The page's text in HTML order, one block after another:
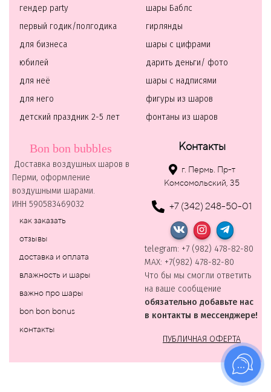
гендер party
первый годик/полгодика
для бизнеса
юбилей
для неё
для него
детский праздник 2-5 лет
шары Баблс
гирлянды
шары с цифрами
дарить деньги/ фото
шары с надписями
фигуры из шаров
фонтаны из шаров
Bon bon bubbles
Доставка воздушных шаров в
Перми, оформление
воздушными шарами.
ИНН 590583469032
как заказать
отзывы
доставка и оплата
влажность и шары
важно про шары
bon bon bonus
контакты
Контакты
г. Пермь. Пр-т
Комсомольский, 35
+7 (342) 248-50-01
telegram: +7 (982) 478-82-80
MAХ: +7(982) 478-82-80
Что бы мы смогли ответить
на ваше сообщение
обязательно добавьте нас
в контакты в мессенджере!
ПУБЛИЧНАЯ ОФЕРТА